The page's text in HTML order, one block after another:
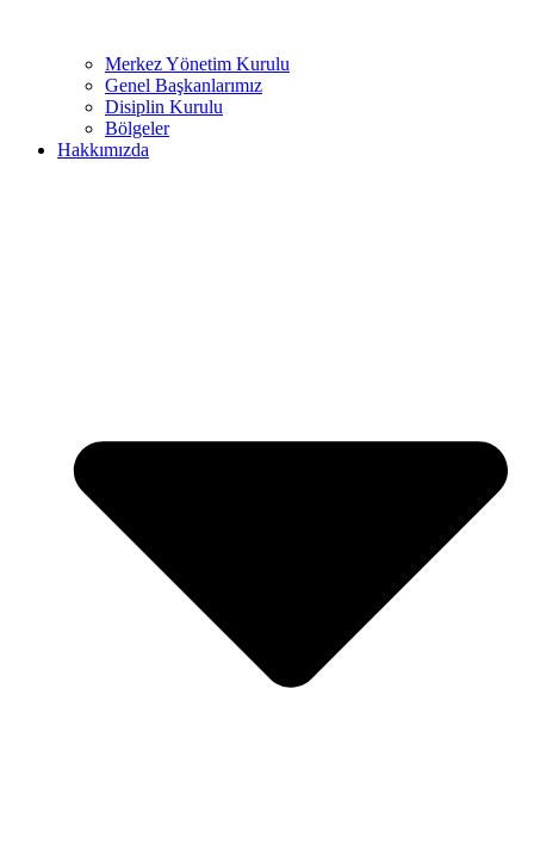
Merkez Yönetim Kurulu
Genel Başkanlarımız
Disiplin Kurulu
Bölgeler
Hakkımızda